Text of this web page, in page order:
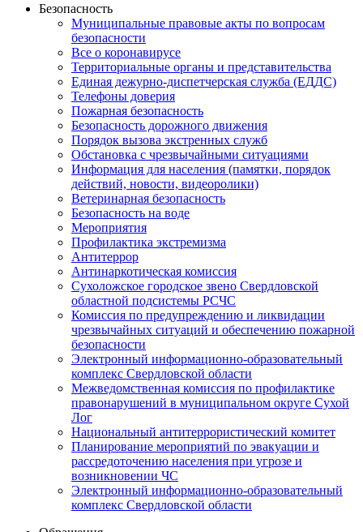
Безопасность
Муниципальные правовые акты по вопросам
безопасности
Все о коронавирусе
Территориальные органы и представительства
Единая дежурно-диспетчерская служба (ЕДДС)
Телефоны доверия
Пожарная безопасность
Безопасность дорожного движения
Порядок вызова экстренных служб
Обстановка с чрезвычайными ситуациями
Информация для населения (памятки, порядок
действий, новости, видеоролики)
Ветеринарная безопасность
Безопасность на воде
Мероприятия
Профилактика экстремизма
Антитеррор
Антинаркотическая комиссия
Сухоложское городское звено Свердловской
областной подсистемы РСЧС
Комиссия по предупреждению и ликвидации
чрезвычайных ситуаций и обеспечению пожарной
безопасности
Электронный информационно-образовательный
комплекс Cвердловской области
Межведомственная комиссия по профилактике
правонарушений в муниципальном округе Сухой
Лог
Национальный антитеррористический комитет
Планирование мероприятий по эвакуации и
рассредоточению населения при угрозе и
возникновении ЧС
Электронный информационно-образовательный
комплекс Свердловской области